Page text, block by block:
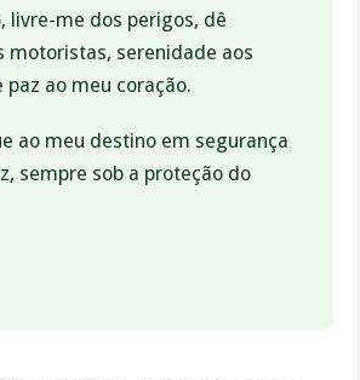
livre-me dos perigos, dê
motoristas, serenidade aos
paz ao meu coração.
ao meu destino em segurança
sempre sob a proteção do